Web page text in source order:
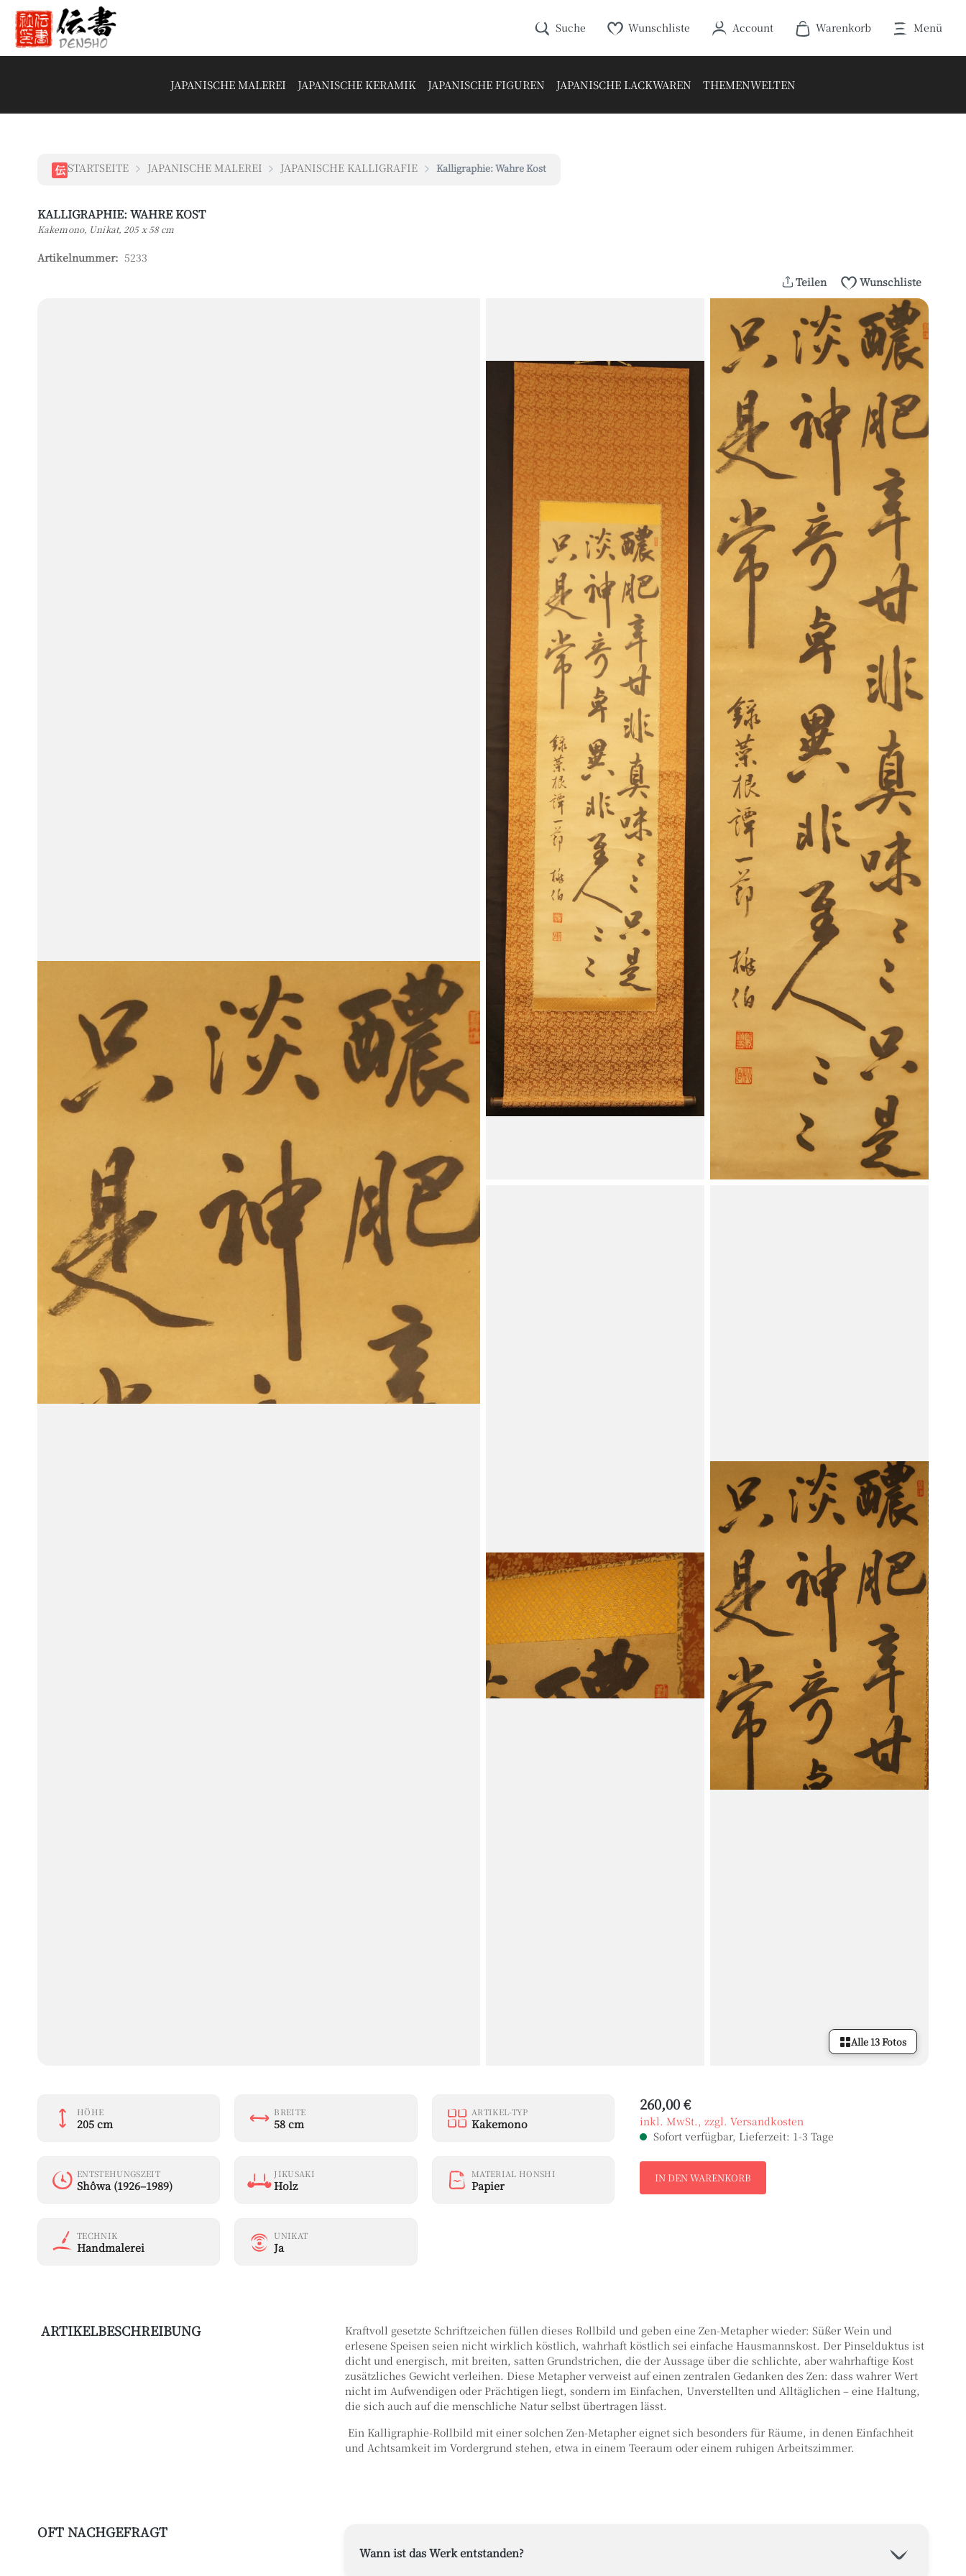
Hauptinhalt springen
Zur Suche springen
Zur Hauptnavigation springen
Suche
Wunschliste Account Warenkorb
Warenkorb enthält 0 Positionen.
Menü
JAPANISCHE MALEREI JAPANISCHE KERAMIK JAPANISCHE FIGUREN JAPANISCHE LACKWAREN THEMENWELTEN
伝STARTSEITE JAPANISCHE MALEREI JAPANISCHE KALLIGRAFIE Kalligraphie: Wahre Kost
KALLIGRAPHIE: WAHRE KOST
Kakemono, Unikat, 205 x 58 cm
Artikelnummer: 5233
Teilen
Wunschliste
Alle 13 Fotos
HÖHE
205 cm
BREITE
58 cm
ARTIKEL-TYP
Kakemono
ENTSTEHUNGSZEIT
Shôwa (1926–1989)
JIKUSAKI
Holz
MATERIAL HONSHI
Papier
TECHNIK
Handmalerei
UNIKAT
Ja
260,00 €
inkl. MwSt., zzgl. Versandkosten
Sofort verfügbar, Lieferzeit: 1-3 Tage
IN DEN WARENKORB
ARTIKELBESCHREIBUNG
Kraftvoll gesetzte Schriftzeichen füllen dieses Rollbild und geben eine Zen-Metapher wieder: Süßer Wein und
erlesene Speisen seien nicht wirklich köstlich, wahrhaft köstlich sei einfache Hausmannskost. Der Pinselduktus ist
dicht und energisch, mit breiten, satten Grundstrichen, die der Aussage über die schlichte, aber wahrhaftige Kost
zusätzliches Gewicht verleihen. Diese Metapher verweist auf einen zentralen Gedanken des Zen: dass wahrer Wert
nicht im Aufwendigen oder Prächtigen liegt, sondern im Einfachen, Unverstellten und Alltäglichen – eine Haltung,
die sich auch auf die menschliche Natur selbst übertragen lässt.
Ein Kalligraphie-Rollbild mit einer solchen Zen-Metapher eignet sich besonders für Räume, in denen Einfachheit
und Achtsamkeit im Vordergrund stehen, etwa in einem Teeraum oder einem ruhigen Arbeitszimmer.
OFT NACHGEFRAGT
Wann ist das Werk entstanden?